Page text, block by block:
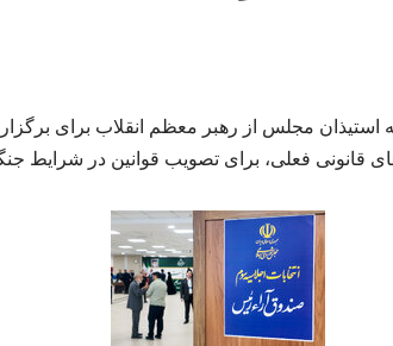
استیذان مجلس از رهبر معظم انقلاب برای
قانونی فعلی، برای تصویب قوانین در شرایط